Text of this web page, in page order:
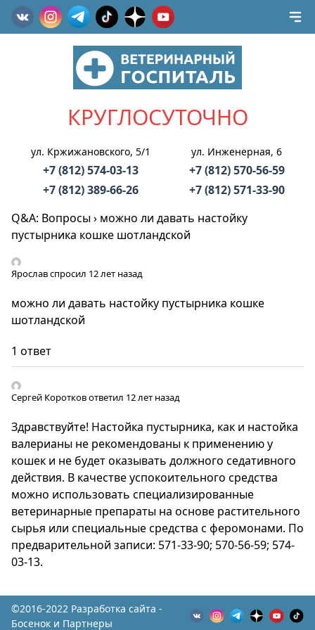
КРУГЛОСУТОЧНО
ул. Кржижановского, 5/1
+7 (812) 574-03-13
+7 (812) 389-66-26
ул. Инженерная, 6
+7 (812) 570-56-59
+7 (812) 571-33-90
Q&A: Вопросы› можно ли давать настойку
пустырника кошке шотландской
Ярославспросил 12 лет назад
можно ли давать настойку пустырника кошке
шотландской
1 ответ
Сергей Коротковответил 12 лет назад
Здравствуйте! Настойка пустырника, как и настойка
валерианы не рекомендованы к применению у
кошек и не будет оказывать должного седативного
действия. В качестве успокоительного средства
можно использовать специализированные
ветеринарные препараты на основе растительного
сырья или специальные средства с феромонами. По
предварительной записи: 571-33-90; 570-56-59; 574-
03-13.
©2016-2022 Разработка сайта -
Босенок и Партнеры